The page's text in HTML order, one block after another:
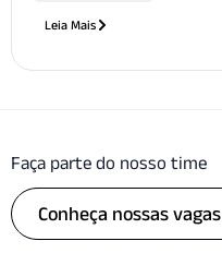
Leia Mais
Faça parte do nosso time
Conheça nossas vagas